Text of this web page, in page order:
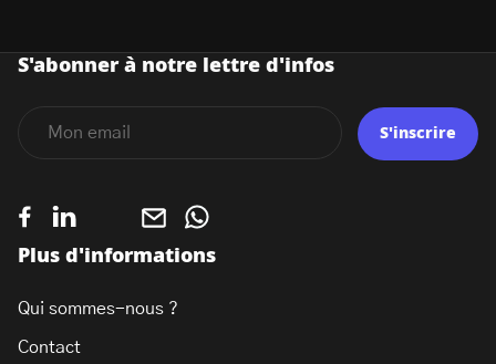
Plus d'informations
Qui sommes-nous ?
Contact
S'abonner à notre lettre d'infos
S'inscrire